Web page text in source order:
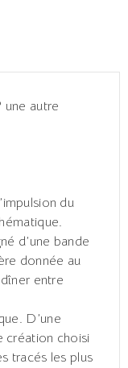
une autre
du
d’une bande
donnée au
entre
D’une
création choisi
tracés les plus